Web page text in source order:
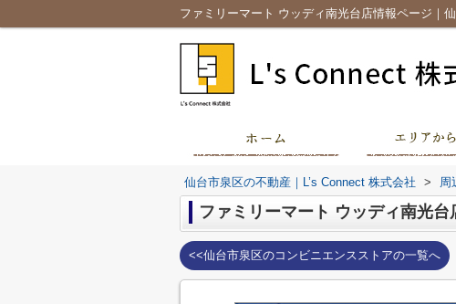
ファミリーマート ウッディ南光台店情報ページ｜
仙台市泉区の不動産｜L’s Connect 株式会社 > 周
ファミリーマート ウッディ南光台
<<仙台市泉区のコンビニエンスストアの一覧へ